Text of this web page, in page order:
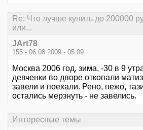
Re: Что лучше купить до 200000
или...
JArt78
155 - 06.08.2009 - 05:09
Москва 2006 год, зима, -30 в 9
девченки во дворе откопали
завели и поехали. Рено, пежо,
остались мерзнуть - не завелись.
Интересные темы